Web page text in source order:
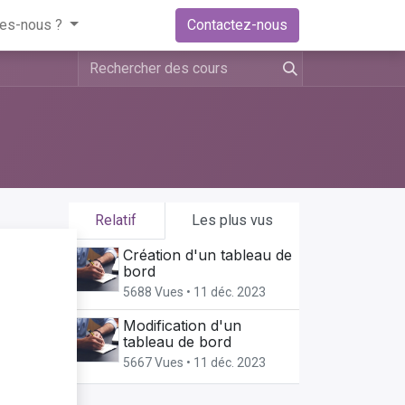
nous ? Contactez-nous
Relatif Les plus vus
Création d'un tableau de
bord
5688 Vues • 11 déc. 2023
Modification d'un
tableau de bord
5667 Vues • 11 déc. 2023